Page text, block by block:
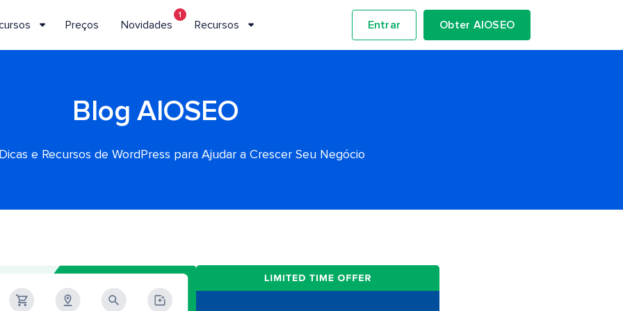
Preços Novidades
1
Recursos Entrar Obter AIOSEO
Blog AIOSEO
e Recursos de WordPress para Ajudar a Crescer Seu Negócio